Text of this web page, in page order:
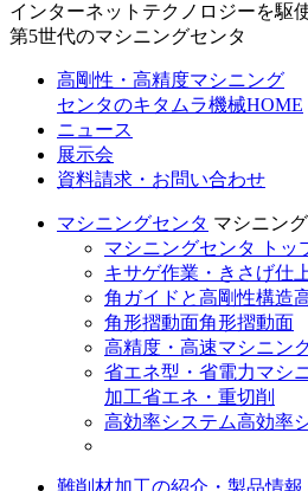
インターネットテクノロジーを駆
第5世代のマシニングセンタ
高剛性・高精度マシニング
センタのキタムラ機械HOME
ニュース
展示会
資料請求・お問い合わせ
マシニングセンタ マシニン
マシニングセンタ トッ
キサゲ作業・きさげ仕
角ガイドと高剛性構造
角形摺動面角形摺動面
高精度・高速マシニン
省エネ型・省電力マシ
加工省エネ・重切削
高効率システム高効率
難削材加工の紹介・製品情報